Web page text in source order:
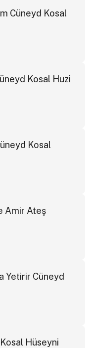
Cüneyd Kosal
Kosal Huzi
Kosal
Amir Ateş
Yetirir Cüneyd
Hüseyni